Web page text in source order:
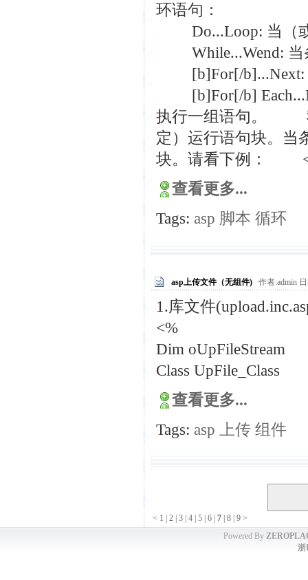
环语句：
Do...Loop: 当（或
While...Wend: 当
[b]For[/b]...Next:
[b]For[/b]
执行一组语句。 我
定）运行语句块。当
块。请看下例： <
查看更多...
Tags: asp 脚本 循环
asp上传文件（无组件) 作者:admin
1.库文件
<%
Dim oUpFileStream
Class UpFile_Class
查看更多...
Tags: asp 上传 组件
< 1 | 2 | 3 | 4 | 5 | 6 | 7 | 8 | 9 >
Powered By
浙